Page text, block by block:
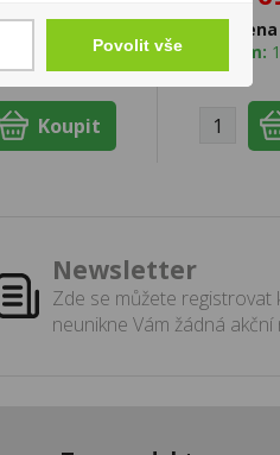
Kč
5 - 50 ks
Skladem:
Newsletter
Zde se můžete registrovat
neunikne Vám žádná akční
Povolit vše